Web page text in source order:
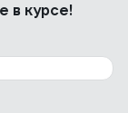
в курсе!